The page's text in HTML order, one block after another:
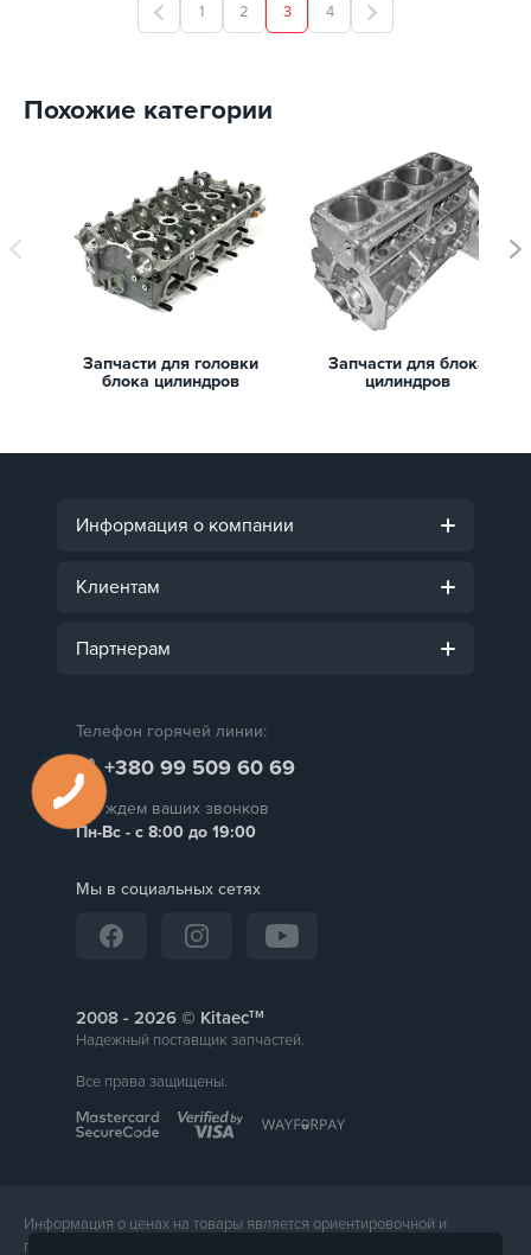
1 2 3 4
Похожие категории
Запчасти для головки
блока цилиндров
Запчасти для блока
цилиндров
Информация о компании
Клиентам
Партнерам
Телефон горячей линии:
+380 99 509 60 69
Мы ждем ваших звонков
Пн-Вс - с 8:00 до 19:00
Мы в социальных сетях
2008 - © Kitaecтм
Надежный поставщик запчастей.
Все права защищены.
Информация о ценах на товары является ориентировочной и
предоставляется для справки. Точная стоимость товара будет